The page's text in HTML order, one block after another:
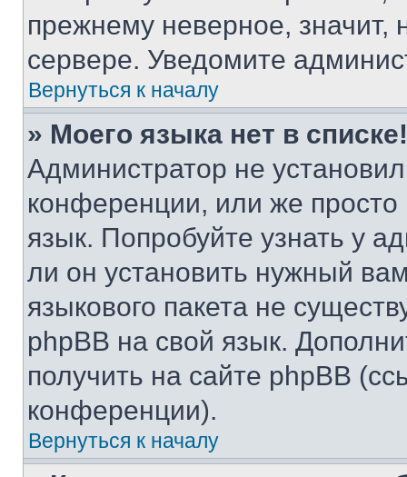
прежнему неверное, значит,
сервере. Уведомите
Вернуться к началу
» Моего языка нет в списке!
Администратор не
конференции, или же
язык. Попробуйте узнать у
ли он установить нужный
языкового пакета не
phpBB на свой язык.
получить на сайте phpBB
конференции).
Вернуться к началу